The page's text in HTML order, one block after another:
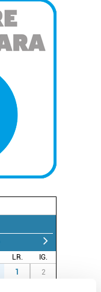
LR.
IG.
1 2